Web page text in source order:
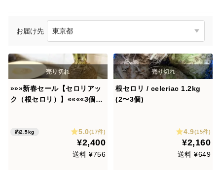
お届け先
»»»新春セール【セロリアッ
ク（根セロリ）】««««3個〜
に♪
約2.5kg 5.0(17件)
¥2,400
送料 ¥756
根セロリ / celeriac 1.2kg
(2〜3個)
4.9(15件)
¥2,160
送料 ¥649